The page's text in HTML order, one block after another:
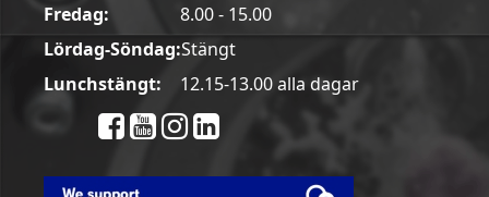
Fredag:
8.00 - 15.00
Lördag-Söndag:Stängt
Lunchstängt:
12.15-13.00 alla dagar